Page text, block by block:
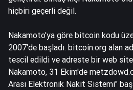
hiçbiri geçerli değil.
Nakamoto'ya göre bitcoin kodu
2007'de başladı. bitcoin.org alan
tescil edildi ve adreste bir web
Nakamoto, 31 Ekim'de
Arası Elektronik Nakit Sistemi"